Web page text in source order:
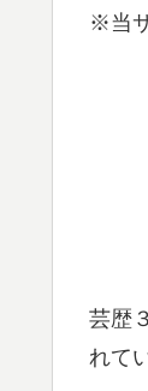
※当
芸歴
れて